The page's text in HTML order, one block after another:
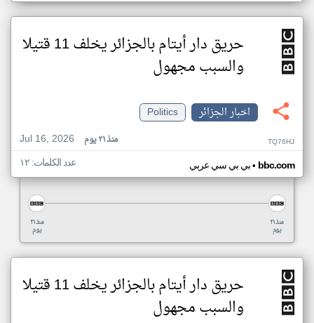
حريق دار أيتام بالجزائر يخلف 11 قتيلا
والسبب مجهول
اخبار الجزائر
Politics
Jul 16, 2026
منذ ٢١ يوم TQ76HJ
بي بي سي عربي• bbc.com عدد الكلمات: ١٢
منذ ٢١
يوم
منذ ٢١
يوم
حريق دار أيتام بالجزائر يخلف 11 قتيلا
والسبب مجهول